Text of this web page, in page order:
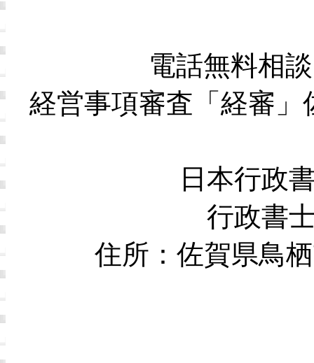
電話無料相
経営事項審査「経審
日本行政
行政書
住所：佐賀県鳥